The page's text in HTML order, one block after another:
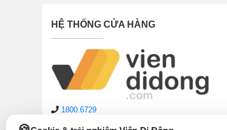
HỆ THỐNG CỬA HÀNG
1800.6729